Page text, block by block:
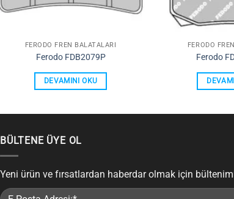
FERODO FREN BALATALARI
Ferodo FDB2079P
DEVAMINI OKU
FERODO
Ferodo
BÜLTENE ÜYE OL
Yeni ürün ve fırsatlardan haberdar olmak için